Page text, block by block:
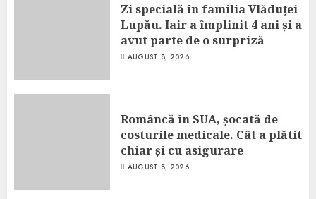
Zi specială în familia Vlăduței
Lupău. Iair a împlinit 4 ani și a
avut parte de o surpriză
AUGUST 8, 2026
Româncă în SUA, șocată de
costurile medicale. Cât a plătit
chiar și cu asigurare
AUGUST 8, 2026